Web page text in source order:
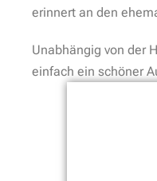
erinnert an den
Unabhängig von der
einfach ein schöner